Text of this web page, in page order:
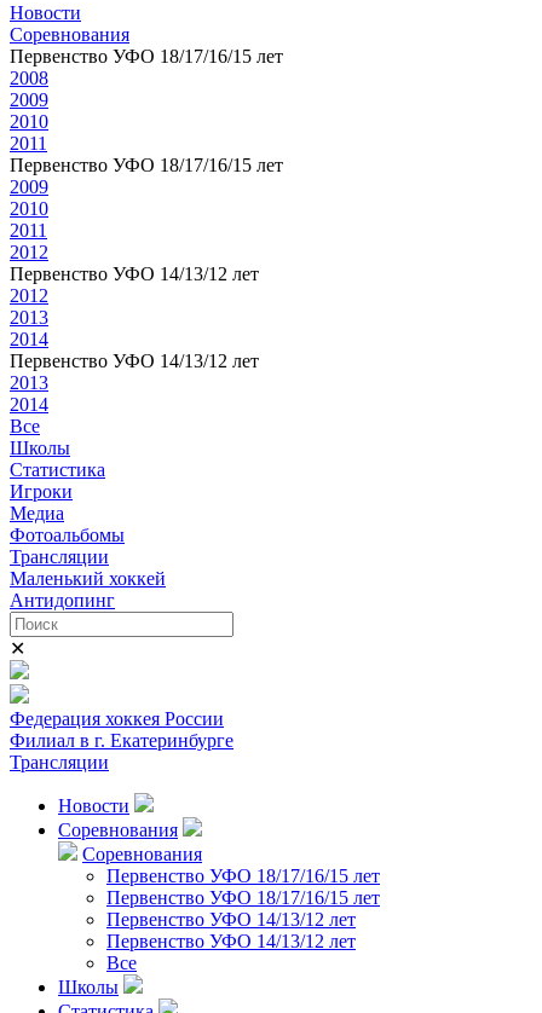
Новости
Соревнования
Первенство УФО 18/17/16/15 лет
2008
2009
2010
2011
Первенство УФО 18/17/16/15 лет
2009
2010
2011
2012
Первенство УФО 14/13/12 лет
2012
2013
2014
Первенство УФО 14/13/12 лет
2013
2014
Все
Школы
Статистика
Игроки
Медиа
Фотоальбомы
Трансляции
Маленький хоккей
Антидопинг
✕
Федерация хоккея России
Филиал в г. Екатеринбурге
Трансляции
Новости
Соревнования
Соревнования
Первенство УФО 18/17/16/15 лет
Первенство УФО 18/17/16/15 лет
Первенство УФО 14/13/12 лет
Первенство УФО 14/13/12 лет
Все
Школы